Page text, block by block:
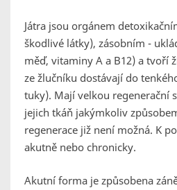
Játra jsou orgánem
škodlivé látky), zásobním -
měď, vitaminy A a B12) a tvoří
ze žlučníku dostávají do
tuky). Mají velkou regenerační
jejich tkáň jakýmkoliv
regenerace již není možná. K
akutně nebo chronicky.
Akutní forma je způsobena